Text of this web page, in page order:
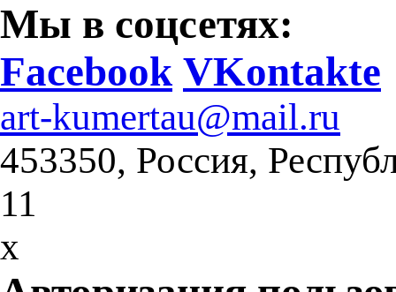
Мы в соцсетях:
Facebook VKontakte
art-kumertau@mail.ru
453350, Россия,
11
x